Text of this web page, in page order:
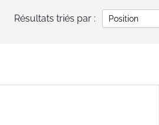
Résultats triés par :